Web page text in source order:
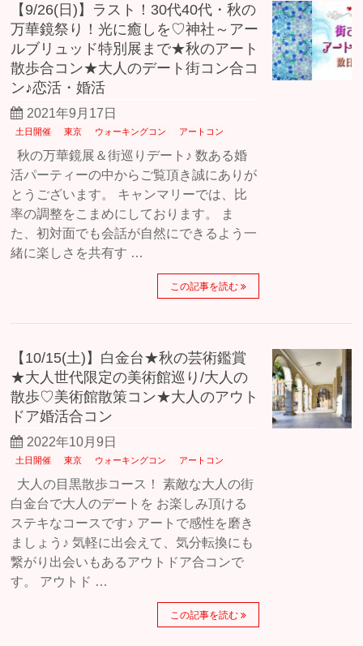
【9/26(日)】ラスト！30代40代・秋の
万華鏡祭り！光に癒しを♡神社～アー
ルブリュッド特別展まで★秋のアート
散歩合コン★大人のデート街コン合コ
ン♪恋活・婚活
2021年9月17日
土日開催 東京 ウォーキングコン アートコン
秋の万華鏡展＆街巡りデート♪ 数ある婚
活パーティーの中からご覧頂き誠にありが
とうございます。 キャンマリーでは、比
率の調整をこまめにしております。 ま
た、初対面でも会話が自然にできるよう一
緒に楽しさを共有す …
この記事を読む
【10/15(土)】白金台★秋の芸術鑑賞
★大人世代限定の美術館巡り/大人の
散歩♡美術館散策コン★大人のアウト
ドア婚活合コン
2022年10月9日
土日開催 東京 ウォーキングコン アートコン
大人の目黒散歩コース！ 素敵な大人の街
白金台で大人のデートを お楽しみ頂ける
ステキなコースです♪ アートで感性を磨き
ましょう♪ 気軽に出会えて、気分転換にも
繋がり出会いもあるアウトドア合コンで
す。 アウトド …
この記事を読む